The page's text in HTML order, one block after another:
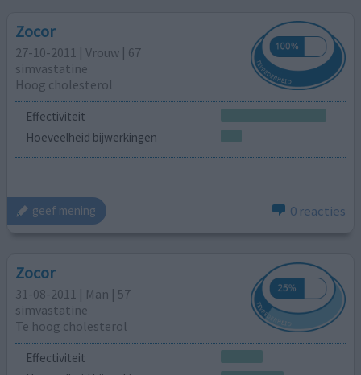
Zocor
27-10-2011 | Vrouw | 67
simvastatine
Hoog cholesterol
Effectiviteit
Hoeveelheid bijwerkingen
geef mening 0 reacties
Zocor
31-08-2011 | Man | 57
simvastatine
Te hoog cholesterol
Effectiviteit